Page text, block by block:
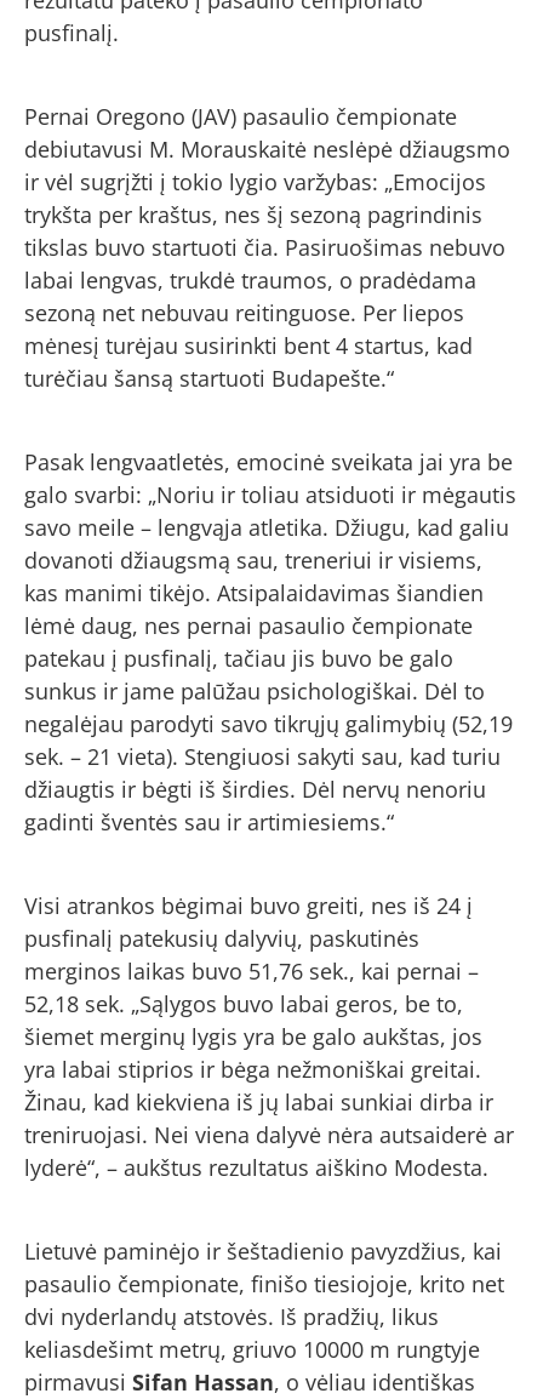
pusfinalį.
Pernai Oregono (JAV) pasaulio čempionate
debiutavusi M. Morauskaitė neslėpė džiaugsmo
ir vėl sugrįžti į tokio lygio varžybas: „Emocijos
trykšta per kraštus, nes šį sezoną pagrindinis
tikslas buvo startuoti čia. Pasiruošimas nebuvo
labai lengvas, trukdė traumos, o pradėdama
sezoną net nebuvau reitinguose. Per liepos
mėnesį turėjau susirinkti bent 4 startus, kad
turėčiau šansą startuoti Budapešte.“
Pasak lengvaatletės, emocinė sveikata jai yra be
galo svarbi: „Noriu ir toliau atsiduoti ir mėgautis
savo meile – lengvąja atletika. Džiugu, kad galiu
dovanoti džiaugsmą sau, treneriui ir visiems,
kas manimi tikėjo. Atsipalaidavimas šiandien
lėmė daug, nes pernai pasaulio čempionate
patekau į pusfinalį, tačiau jis buvo be galo
sunkus ir jame palūžau psichologiškai. Dėl to
negalėjau parodyti savo tikrųjų galimybių (52,19
sek. – 21 vieta). Stengiuosi sakyti sau, kad turiu
džiaugtis ir bėgti iš širdies. Dėl nervų nenoriu
gadinti šventės sau ir artimiesiems.“
Visi atrankos bėgimai buvo greiti, nes iš 24 į
pusfinalį patekusių dalyvių, paskutinės
merginos laikas buvo 51,76 sek., kai pernai –
52,18 sek. „Sąlygos buvo labai geros, be to,
šiemet merginų lygis yra be galo aukštas, jos
yra labai stiprios ir bėga nežmoniškai greitai.
Žinau, kad kiekviena iš jų labai sunkiai dirba ir
treniruojasi. Nei viena dalyvė nėra autsaiderė ar
lyderė“, – aukštus rezultatus aiškino Modesta.
Lietuvė paminėjo ir šeštadienio pavyzdžius, kai
pasaulio čempionate, finišo tiesiojoje, krito net
dvi nyderlandų atstovės. Iš pradžių, likus
keliasdešimt metrų, griuvo 10000 m rungtyje
pirmavusi Sifan Hassan, o vėliau identiškas